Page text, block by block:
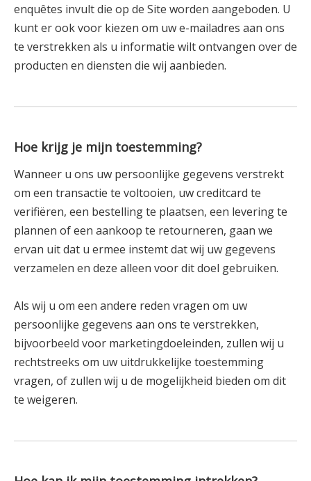
enquêtes invult die op de Site worden aangeboden. U
kunt er ook voor kiezen om uw e-mailadres aan ons
te verstrekken als u informatie wilt ontvangen over de
producten en diensten die wij aanbieden.
Hoe krijg je mijn toestemming?
Wanneer u ons uw persoonlijke gegevens verstrekt
om een ​​transactie te voltooien, uw creditcard te
verifiëren, een bestelling te plaatsen, een levering te
plannen of een aankoop te retourneren, gaan we
ervan uit dat u ermee instemt dat wij uw gegevens
verzamelen en deze alleen voor dit doel gebruiken.
Als wij u om een ​​andere reden vragen om uw
persoonlijke gegevens aan ons te verstrekken,
bijvoorbeeld voor marketingdoeleinden, zullen wij u
rechtstreeks om uw uitdrukkelijke toestemming
vragen, of zullen wij u de mogelijkheid bieden om dit
te weigeren.